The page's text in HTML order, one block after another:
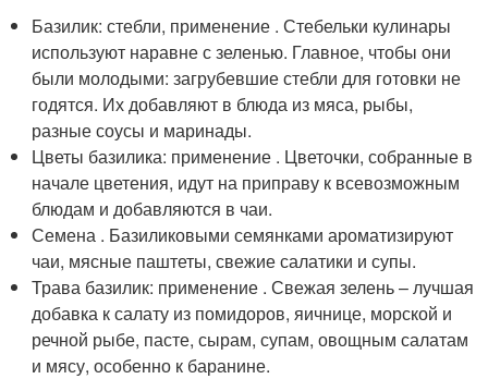
Базилик: стебли, применение . Стебельки кулинары
используют наравне с зеленью. Главное, чтобы они
были молодыми: загрубевшие стебли для готовки не
годятся. Их добавляют в блюда из мяса, рыбы,
разные соусы и маринады.
Цветы базилика: применение . Цветочки, собранные в
начале цветения, идут на приправу к всевозможным
блюдам и добавляются в чаи.
Семена . Базиликовыми семянками ароматизируют
чаи, мясные паштеты, свежие салатики и супы.
Трава базилик: применение . Свежая зелень – лучшая
добавка к салату из помидоров, яичнице, морской и
речной рыбе, пасте, сырам, супам, овощным салатам
и мясу, особенно к баранине.